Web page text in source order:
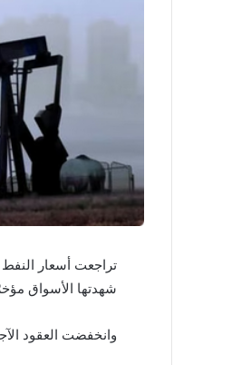
تراجعت أسعار النفط
شهدتها الأسواق
وانخفضت العقود